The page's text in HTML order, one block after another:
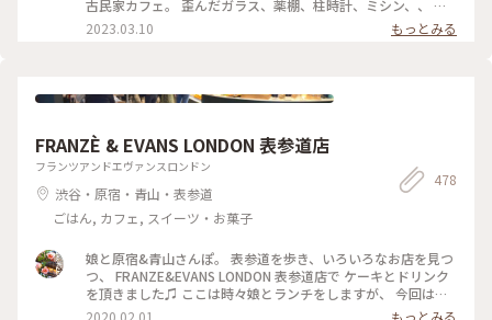
薬局 #ランチ #スイーツ食べてないよ #私のことりっぷ旅 #レ
トロな街 #ひとりカフェ部
古民家カフェ。 歪んだガラス、薬棚、柱時計、ミシン、、 古
いものと、学校の机と椅子などなど… なんともノスタルジック
な店内で あんみつ玉と ジャスミン茶、 ショコラと珈琲のタル
た。 #心は春色#東向島#こぐま#古民家カフェ#東京カフェ#ゆ
2023.03.10 もっとみる
FRANZÈ & EVANS LONDON 表参道店
フランツアンドエヴァンスロンドン
渋谷・原宿・青山・表参道
ごはん, カフェ, スイーツ・お菓子
478
娘と原宿&青山さんぽ。 表参道を歩き、いろいろなお店を見つ
つ、 FRANZE&EVANS LONDON 表参道店で ケーキとドリンク
を頂きました♫ ここは時々娘とランチをしますが、 今回はケ
ーキを、私はビーツのカフェラテと一緒に♡ どのケーキもと
2020.02.01
もっとみる